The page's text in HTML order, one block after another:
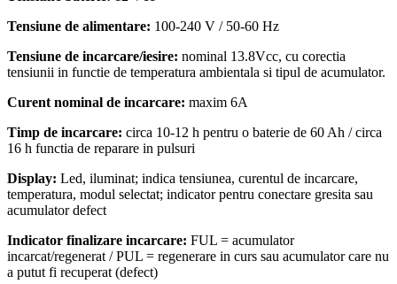
Tensiune de alimentare: 100-240 V / 50-60 Hz
Tensiune de incarcare/iesire: nominal 13.8Vcc, cu corectia
tensiunii in functie de temperatura ambientala si tipul de acumulator.
Curent nominal de incarcare: maxim 6A
Timp de incarcare: circa 10-12 h pentru o baterie de 60 Ah / circa
16 h functia de reparare in pulsuri
Display: Led, iluminat; indica tensiunea, curentul de incarcare,
temperatura, modul selectat; indicator pentru conectare gresita sau
acumulator defect
Indicator finalizare incarcare: FUL = acumulator
incarcat/regenerat / PUL = regenerare in curs sau acumulator care nu
a putut fi recuperat (defect)